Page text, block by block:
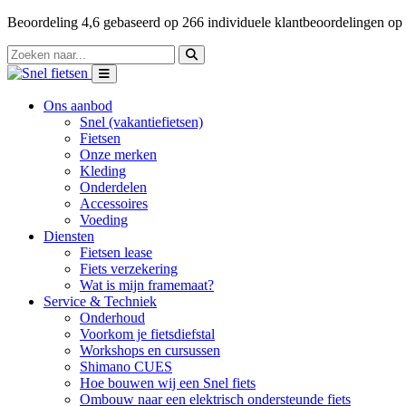
Beoordeling 4,6 gebaseerd op 266 individuele klantbeoordelingen op
Ons aanbod
Snel (vakantiefietsen)
Fietsen
Onze merken
Kleding
Onderdelen
Accessoires
Voeding
Diensten
Fietsen lease
Fiets verzekering
Wat is mijn framemaat?
Service & Techniek
Onderhoud
Voorkom je fietsdiefstal
Workshops en cursussen
Shimano CUES
Hoe bouwen wij een Snel fiets
Ombouw naar een elektrisch ondersteunde fiets